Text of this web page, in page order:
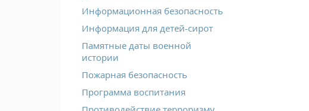
Информационная безопасность
Информация для детей-сирот
Памятные даты военной
истории
Пожарная безопасность
Программа воспитания